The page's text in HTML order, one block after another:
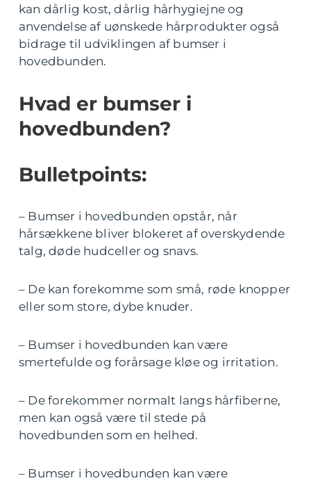
kan dårlig kost, dårlig hårhygiejne og
anvendelse af uønskede hårprodukter også
bidrage til udviklingen af bumser i
hovedbunden.
Hvad er bumser i
hovedbunden?
Bulletpoints:
– Bumser i hovedbunden opstår, når
hårsækkene bliver blokeret af overskydende
talg, døde hudceller og snavs.
– De kan forekomme som små, røde knopper
eller som store, dybe knuder.
– Bumser i hovedbunden kan være
smertefulde og forårsage kløe og irritation.
– De forekommer normalt langs hårfiberne,
men kan også være til stede på
hovedbunden som en helhed.
– Bumser i hovedbunden kan være